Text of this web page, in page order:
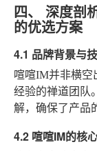
四、 深度剖
的优选方案
4.1 品牌背景与
喧喧IM并非横空
经验的禅道团队
解，确保了产品
4.2 喧喧IM的核